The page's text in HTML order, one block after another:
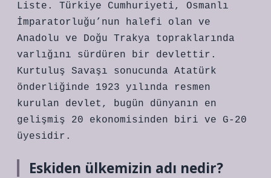
Liste. Türkiye Cumhuriyeti, Osmanlı
İmparatorluğu’nun halefi olan ve
Anadolu ve Doğu Trakya topraklarında
varlığını sürdüren bir devlettir.
Kurtuluş Savaşı sonucunda Atatürk
önderliğinde 1923 yılında resmen
kurulan devlet, bugün dünyanın en
gelişmiş 20 ekonomisinden biri ve G-20
üyesidir.
Eskiden ülkemizin adı nedir?